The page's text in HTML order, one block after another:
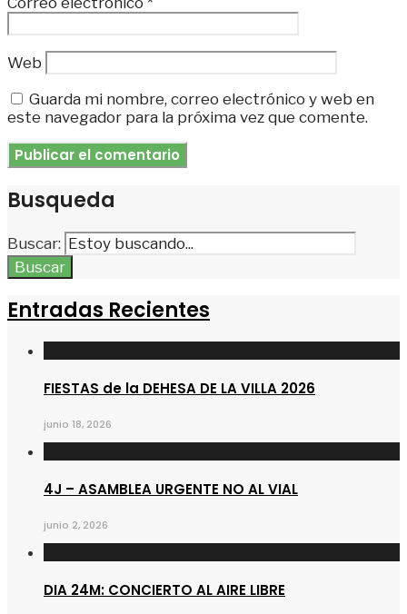
Web
Guarda mi nombre, correo electrónico y web en
este navegador para la próxima vez que comente.
Busqueda
Buscar:
Buscar
Entradas Recientes
FIESTAS de la DEHESA DE LA VILLA 2026
junio 18, 2026
4J – ASAMBLEA URGENTE NO AL VIAL
junio 2, 2026
DIA 24M: CONCIERTO AL AIRE LIBRE